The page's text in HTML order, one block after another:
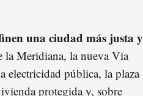
una ciudad más justa y
la Meridiana, la nueva Via
electricidad pública, la plaza
protegida y, sobre